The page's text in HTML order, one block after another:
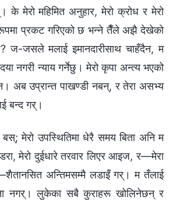
मेरो महिमित अनुहार, मेरो क्रोध र मेरो
रूपमा प्रकट गरिएको छ भन्‍ने तैँले अझै देखेको
जसले मलाई इमानदारीसाथ चाहँदैन, म
नगरी न्याय गर्नेछु। मेरो कृपा अन्त्य भएको
अब उप्रान्त पाखण्डी नबन्, र तेरा असभ्य
बन्द गर्।
बस्; मेरो उपस्थितिमा धेरै समय बिता अनि म
मेरो दुईधारे तरवार लिएर आइज, र—मेरा
अन्तिमसम्मै लडाइँ गर्। म तँलाई
नगर्। लुकेका सबै कुराहरू खोलिनेछन् र